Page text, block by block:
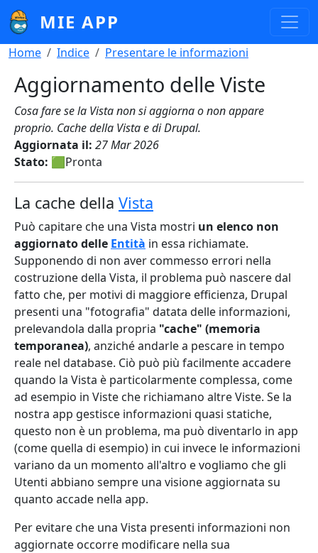
Salta al contenuto principale
MIE APP
Briciole di pane
Home Indice Presentare le informazioni
Aggiornamento delle Viste
Cosa fare se la Vista non si aggiorna o non appare
proprio. Cache della Vista e di Drupal.
Aggiornata il: 27 Mar 2026
Stato: 🟩Pronta
La cache della Vista
Può capitare che una Vista mostri un elenco non
aggiornato delle Entità in essa richiamate.
Supponendo di non aver commesso errori nella
costruzione della Vista, il problema può nascere dal
fatto che, per motivi di maggiore efficienza, Drupal
presenti una "fotografia" datata delle informazioni,
prelevandola dalla propria "cache" (memoria
temporanea), anziché andarle a pescare in tempo
reale nel database. Ciò può più facilmente accadere
quando la Vista è particolarmente complessa, come
ad esempio in Viste che richiamano altre Viste. Se la
nostra app gestisce informazioni quasi statiche,
questo non è un problema, ma può diventarlo in app
(come quella di esempio) in cui invece le informazioni
variano da un momento all'altro e vogliamo che gli
Utenti abbiano sempre una visione aggiornata su
quanto accade nella app.
Per evitare che una Vista presenti informazioni non
aggiornate occorre modificare nella sua